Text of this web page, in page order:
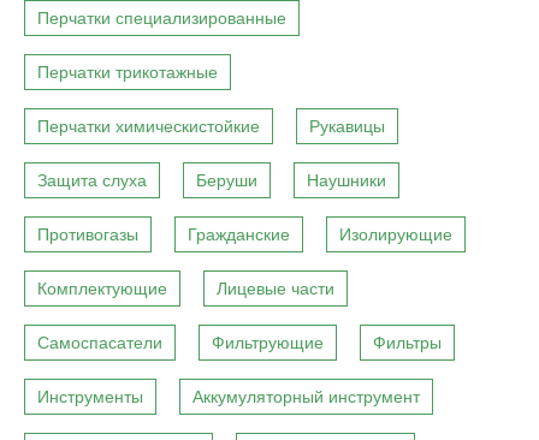
Перчатки специализированные
Перчатки трикотажные
Перчатки химическистойкие Рукавицы
Защита слуха Беруши Наушники
Противогазы Гражданские Изолирующие
Комплектующие Лицевые части
Самоспасатели Фильтрующие Фильтры
Инструменты Аккумуляторный инструмент